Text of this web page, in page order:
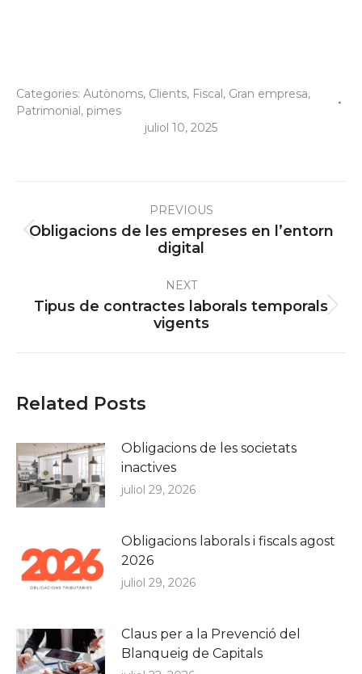
Categories: Autònoms, Clients, Fiscal, Gran empresa,
Patrimonial, pimes
juliol 10, 2025
navigationPREVIOUS
Previous
post:
Obligacions de les empreses en l’entorn
digital
NEXT
Next
post:
Tipus de contractes laborals temporals
vigents
Related Posts
Obligacions de les societats
inactives
juliol 29, 2026
Obligacions laborals i fiscals agost
2026
juliol 29, 2026
Claus per a la Prevenció del
Blanqueig de Capitals